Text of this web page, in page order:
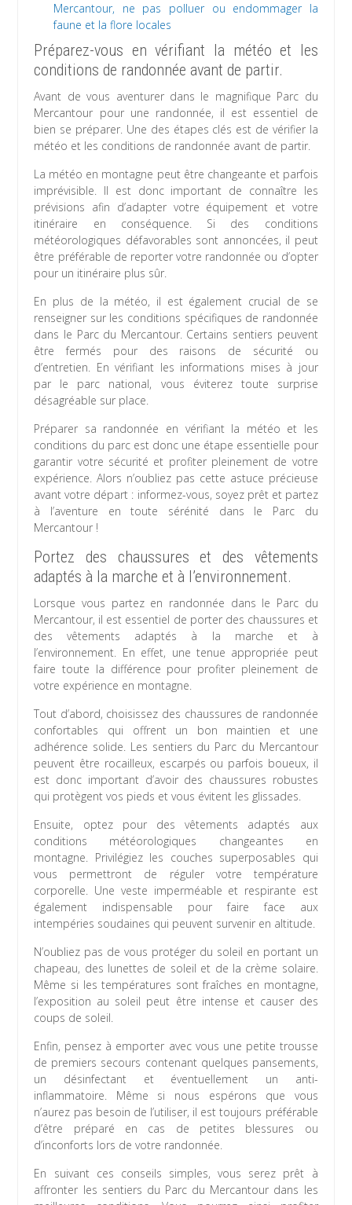
Mercantour, ne pas polluer ou endommager la
faune et la flore locales
Préparez-vous en vérifiant la météo et les
conditions de randonnée avant de partir.
Avant de vous aventurer dans le magnifique Parc du
Mercantour pour une randonnée, il est essentiel de
bien se préparer. Une des étapes clés est de vérifier la
météo et les conditions de randonnée avant de partir.
La météo en montagne peut être changeante et parfois
imprévisible. Il est donc important de connaître les
prévisions afin d’adapter votre équipement et votre
itinéraire en conséquence. Si des conditions
météorologiques défavorables sont annoncées, il peut
être préférable de reporter votre randonnée ou d’opter
pour un itinéraire plus sûr.
En plus de la météo, il est également crucial de se
renseigner sur les conditions spécifiques de randonnée
dans le Parc du Mercantour. Certains sentiers peuvent
être fermés pour des raisons de sécurité ou
d’entretien. En vérifiant les informations mises à jour
par le parc national, vous éviterez toute surprise
désagréable sur place.
Préparer sa randonnée en vérifiant la météo et les
conditions du parc est donc une étape essentielle pour
garantir votre sécurité et profiter pleinement de votre
expérience. Alors n’oubliez pas cette astuce précieuse
avant votre départ : informez-vous, soyez prêt et partez
à l’aventure en toute sérénité dans le Parc du
Mercantour !
Portez des chaussures et des vêtements
adaptés à la marche et à l’environnement.
Lorsque vous partez en randonnée dans le Parc du
Mercantour, il est essentiel de porter des chaussures et
des vêtements adaptés à la marche et à
l’environnement. En effet, une tenue appropriée peut
faire toute la différence pour profiter pleinement de
votre expérience en montagne.
Tout d’abord, choisissez des chaussures de randonnée
confortables qui offrent un bon maintien et une
adhérence solide. Les sentiers du Parc du Mercantour
peuvent être rocailleux, escarpés ou parfois boueux, il
est donc important d’avoir des chaussures robustes
qui protègent vos pieds et vous évitent les glissades.
Ensuite, optez pour des vêtements adaptés aux
conditions météorologiques changeantes en
montagne. Privilégiez les couches superposables qui
vous permettront de réguler votre température
corporelle. Une veste imperméable et respirante est
également indispensable pour faire face aux
intempéries soudaines qui peuvent survenir en altitude.
N’oubliez pas de vous protéger du soleil en portant un
chapeau, des lunettes de soleil et de la crème solaire.
Même si les températures sont fraîches en montagne,
l’exposition au soleil peut être intense et causer des
coups de soleil.
Enfin, pensez à emporter avec vous une petite trousse
de premiers secours contenant quelques pansements,
un désinfectant et éventuellement un anti-
inflammatoire. Même si nous espérons que vous
n’aurez pas besoin de l’utiliser, il est toujours préférable
d’être préparé en cas de petites blessures ou
d’inconforts lors de votre randonnée.
En suivant ces conseils simples, vous serez prêt à
affronter les sentiers du Parc du Mercantour dans les